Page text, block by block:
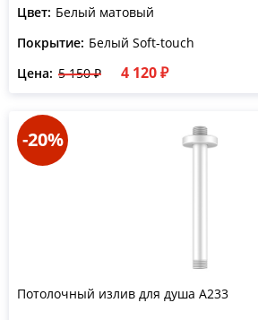
Цвет: Белый матовый
Покрытие: Белый Soft-touch
Цена: 5 150 ₽ 4 120 ₽
-20%
Потолочный излив для душа A233